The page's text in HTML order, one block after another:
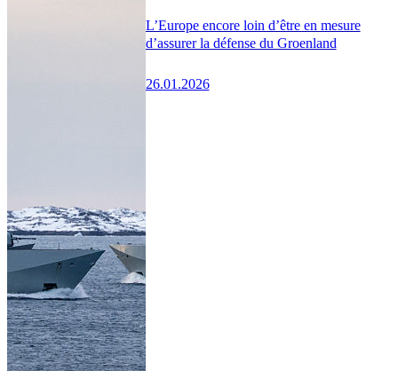
L’Europe encore loin d’être en mesure
d’assurer la défense du Groenland
26.01.2026